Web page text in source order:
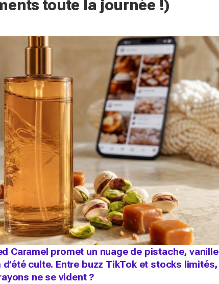
toute la journée !)
Caramel promet un nuage de pistache, vanille
culte. Entre buzz TikTok et stocks limités,
ne se vident ?